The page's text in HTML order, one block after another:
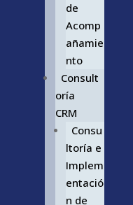
de
Acomp
añamie
nto
Consult
oría
CRM
Consu
ltoría e
Implem
entació
n de